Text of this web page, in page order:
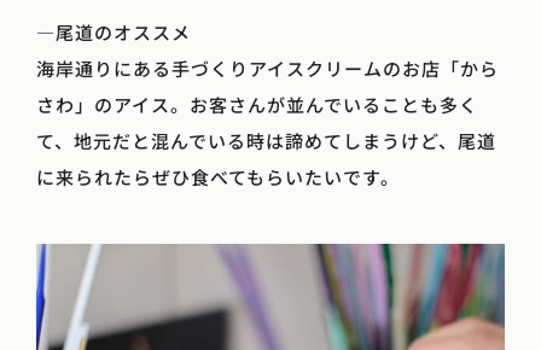
―尾道のオススメ
海岸通りにある手づくりアイスクリームのお店「から
さわ」のアイス。お客さんが並んでいることも多く
て、地元だと混んでいる時は諦めてしまうけど、尾道
に来られたらぜひ食べてもらいたいです。